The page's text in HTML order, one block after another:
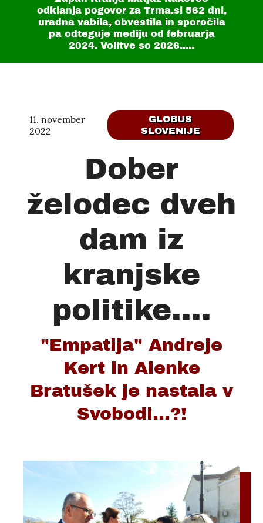
odklanja pogovor za Trma.si 562 dni,
uradna vabila, obvestila in sporočila
pa odteguje mediju od februarja
2024. Volitve so 2026.....
11. november
2022
GLOBUS
SLOVENIJE
Dober
želodec dveh
dam iz
kranjske
politike....
"Empatija" Andreje
Kert in Alenke
Bratušek je nastala v
Svobodi...?!